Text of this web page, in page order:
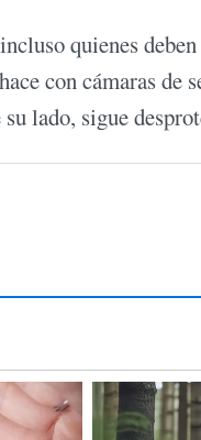
quienes
con cámaras de
lado, sigue